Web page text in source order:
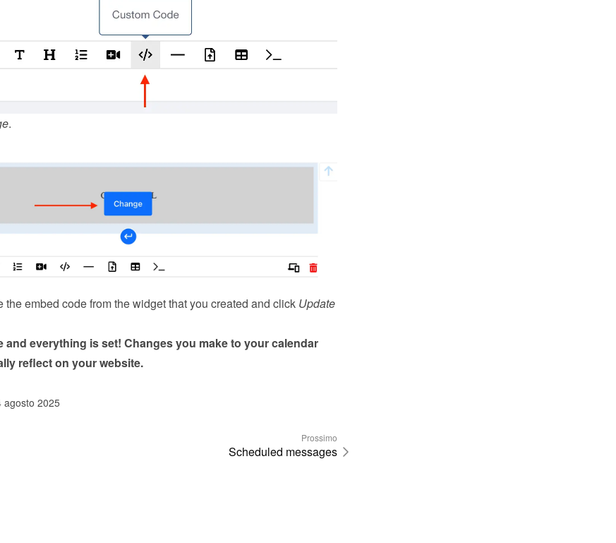
.
the embed code from the widget that you created and click Update
and everything is set! Changes you make to your calendar
reflect on your website.
agosto 2025
Prossimo
Scheduled messages